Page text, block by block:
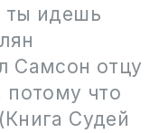
ты идешь
Самсон отцу
потому что
Судей